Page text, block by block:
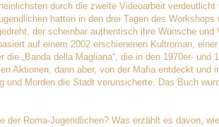
durch die zweite Videoarbeit verdeutlicht
hatten in den drei Tagen des Workshops
der scheinbar authentisch ihre Wünsche und
auf einem 2002 erschienenen Kultroman,
„Banda della Magliana“, die in den 1970er- und
Aktionen, dann aber, von der Mafia entdeckt und
und Morden die Stadt verunsicherte. Das Buch
der Roma-Jugendlichen? Was erzählt es davon,